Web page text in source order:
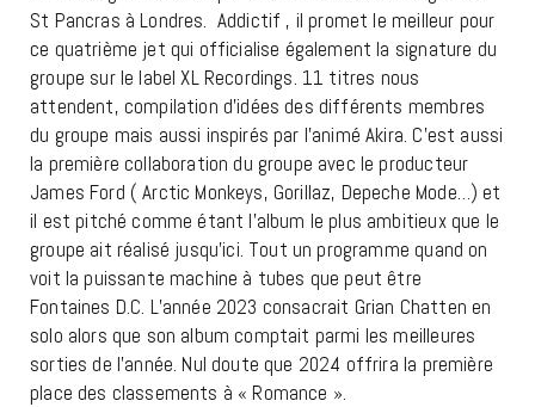
St Pancras à Londres. Addictif , il promet le meilleur pour
ce quatrième jet qui officialise également la signature du
groupe sur le label XL Recordings. 11 titres nous
attendent, compilation d’idées des différents membres
du groupe mais aussi inspirés par l’animé Akira. C’est aussi
la première collaboration du groupe avec le producteur
James Ford ( Arctic Monkeys, Gorillaz, Depeche Mode…) et
il est pitché comme étant l’album le plus ambitieux que le
groupe ait réalisé jusqu’ici. Tout un programme quand on
voit la puissante machine à tubes que peut être
Fontaines D.C. L’année 2023 consacrait Grian Chatten en
solo alors que son album comptait parmi les meilleures
sorties de l’année. Nul doute que 2024 offrira la première
place des classements à « Romance ».